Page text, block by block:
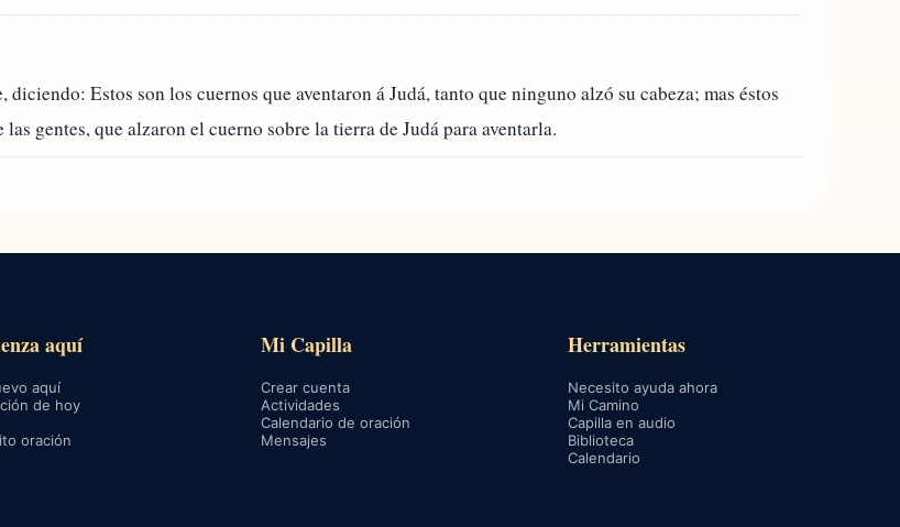
Estos son los cuernos que aventaron á Judá, tanto que ninguno alzó su cabeza; mas éstos
gentes, que alzaron el cuerno sobre la tierra de Judá para aventarla.
aquí
aquí
de hoy
oración
Mi Capilla
Crear cuenta
Actividades
Calendario de oración
Mensajes
Herramientas
Necesito ayuda ahora
Mi Camino
Capilla en audio
Biblioteca
Calendario